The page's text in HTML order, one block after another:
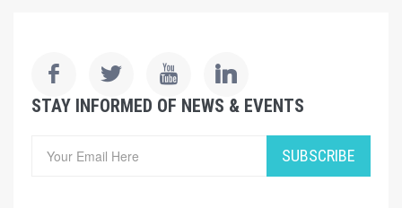
STAY INFORMED OF NEWS & EVENTS
SUBSCRIBE